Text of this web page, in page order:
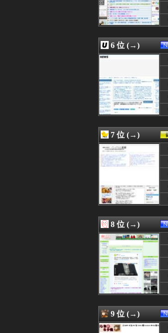
08/06 21:14
08/06 21:12
08/06 21:12
08/06 21:11
08/06 21:11
08/06 21:11
08/06 21:10
08/06 21:10
08/06 21:10
08/06 21:09
08/06 21:09
08/06 21:09
08/06 21:09
08/06 21:09
08/06 21:09
08/06 21:08
08/06 21:06
08/06 21:06
08/06 21:05
08/06 21:05
08/06 21:05
08/06 21:05
08/06 21:05
08/06 21:05
08/06 21:05
08/06 21:05
08/06 21:04
08/06 21:04
08/06 21:03
08/06 21:03
08/06 21:03
6 位 (→)
7 位 (→)
8 位 (→)
9 位 (→)